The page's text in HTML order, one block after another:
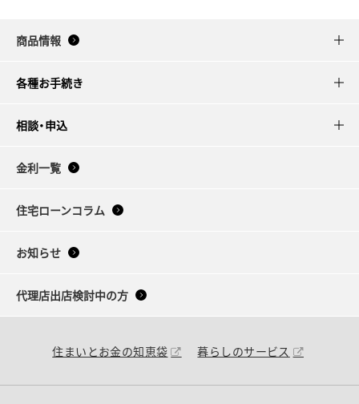
商品情報
各種お手続き
相談・申込
金利一覧
住宅ローンコラム
お知らせ
代理店出店検討中の方
住まいとお金の知恵袋 暮らしのサービス